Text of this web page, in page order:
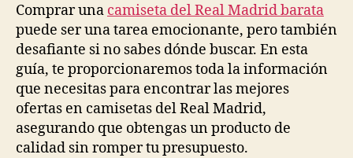
Comprar una camiseta del Real Madrid barata
puede ser una tarea emocionante, pero también
desafiante si no sabes dónde buscar. En esta
guía, te proporcionaremos toda la información
que necesitas para encontrar las mejores
ofertas en camisetas del Real Madrid,
asegurando que obtengas un producto de
calidad sin romper tu presupuesto.